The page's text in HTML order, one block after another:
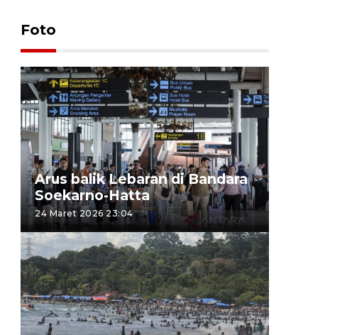
Foto
Arus balik Lebaran di Bandara
Soekarno-Hatta
24 Maret 2026 23:04